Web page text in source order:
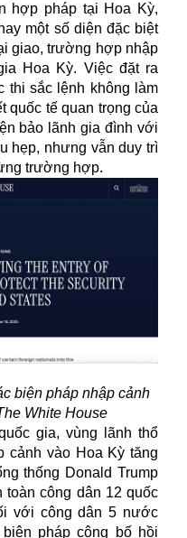
hợp pháp tại Hoa Kỳ,
một số diện đặc biệt
giao, trường hợp nhập
Hoa Kỳ. Việc đặt ra
thi sắc lệnh không làm
quốc tế quan trọng của
bảo lãnh gia đình với
hẹp, nhưng vẫn duy trì
trường hợp.
biện pháp nhập cảnh
White House
gia, vùng lãnh thổ
cảnh vào Hoa Kỳ tăng
thống Donald Trump
toàn công dân 12 quốc
với công dân 5 nước
pháp công bố hồi